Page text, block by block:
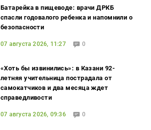
Батарейка в пищеводе: врачи ДРКБ
спасли годовалого ребенка и напомнили о
безопасности
07 августа 2026, 11:27 0
«Хоть бы извинились»: в Казани 92-
летняя учительница пострадала от
самокатчиков и два месяца ждет
справедливости
07 августа 2026, 09:36 0